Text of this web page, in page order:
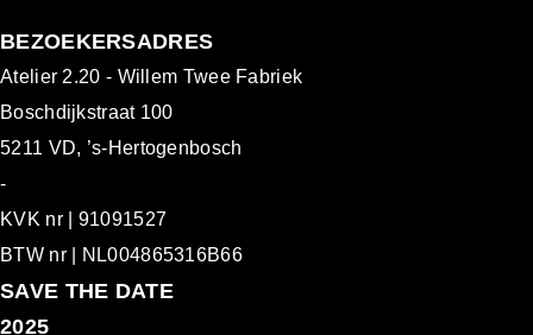
BEZOEKERSADRES
Atelier 2.20 - Willem Twee Fabriek
Boschdijkstraat 100
5211 VD, ’s-Hertogenbosch
-
KVK nr | 91091527
BTW nr | NL004865316B66
SAVE THE DATE
2025